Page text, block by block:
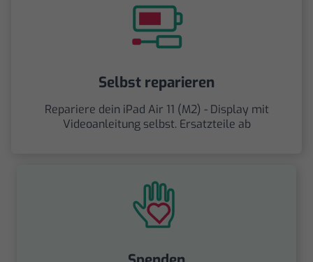
Selbst reparieren
Repariere dein iPad Air 11 (M2) - Display mit
Videoanleitung selbst. Ersatzteile ab